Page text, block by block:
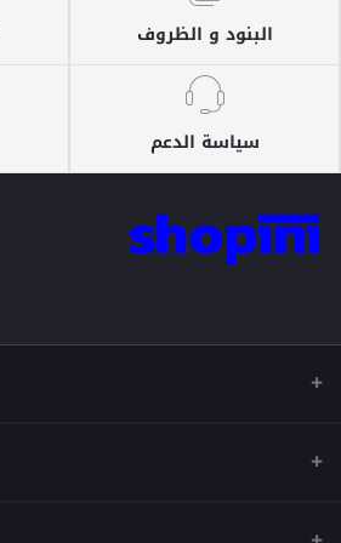
البنود و الظروف
سياسة الدعم
عنوان